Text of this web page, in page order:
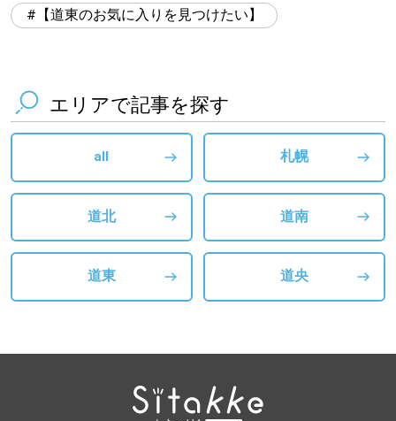
【道東のお気に入りを見つけたい】
エリアで記事を探す
all 札幌
道北 道南
道東 道央